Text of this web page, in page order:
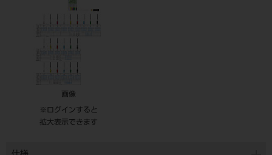
画像
※ログインすると
拡大表示できます